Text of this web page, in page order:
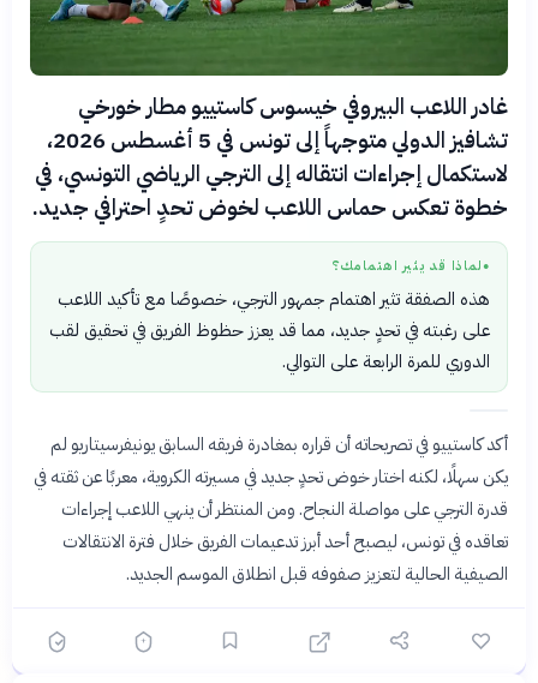
غادر اللاعب البيروفي خيسوس كاستييو مطار خورخي
تشافيز الدولي متوجهاً إلى تونس في 5 أغسطس 2026،
لاستكمال إجراءات انتقاله إلى الترجي الرياضي التونسي، في
خطوة تعكس حماس اللاعب لخوض تحدٍ احترافي جديد.
● لماذا قد يثير اهتمامك؟
هذه الصفقة تثير اهتمام جمهور الترجي، خصوصًا مع تأكيد اللاعب
على رغبته في تحدٍ جديد، مما قد يعزز حظوظ الفريق في تحقيق لقب
الدوري للمرة الرابعة على التوالي.
أكد كاستييو في تصريحاته أن قراره بمغادرة فريقه السابق يونيفرسيتاريو لم
يكن سهلًا، لكنه اختار خوض تحدٍ جديد في مسيرته الكروية، معربًا عن ثقته في
قدرة الترجي على مواصلة النجاح. ومن المنتظر أن ينهي اللاعب إجراءات
تعاقده في تونس، ليصبح أحد أبرز تدعيمات الفريق خلال فترة الانتقالات
الصيفية الحالية لتعزيز صفوفه قبل انطلاق الموسم الجديد.